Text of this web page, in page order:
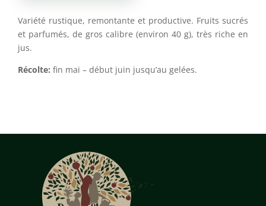
Variété rustique, remontante et productive. Fruits sucrés
et parfumés, de gros calibre (environ 40 g), très riche en
jus.
Récolte: fin mai – début juin jusqu’au gelées.